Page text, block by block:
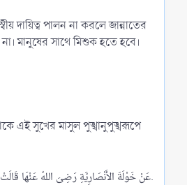
দায়িত্ব পালন না করলে জান্নাতের
মানুষের সাথে মিশুক হতে হবে।
এই সুখের মাসুল পুঙ্খানুপুঙ্খরূপে
عَنْ خَوْلَةَ الأَنْصَارِيَّةِ رَضِىَ اللهُ عَنْهَا قَالَتْ سَمِعْتُ النَّبِيَّ ﷺ يَقُوْلُ إِنَّ رِجَالًا يَتَخَوَّضُوْنَ فِي مَالِ اللهِ بِغَيْرِ حَقٍّ فَلَهُمْ النَّارُ يَوْمَ الْقِيَامَةِ.​